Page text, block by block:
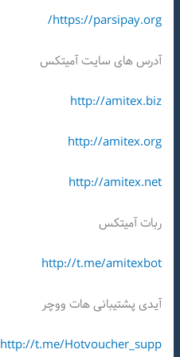
https://parsipay.org/
آدرس های سایت آمیتکس
http://amitex.biz
http://amitex.org
http://amitex.net
ربات آمیتکس
http://t.me/amitexbot
آیدی پشتیبانی هات ووچر
http://t.me/Hotvoucher_supp